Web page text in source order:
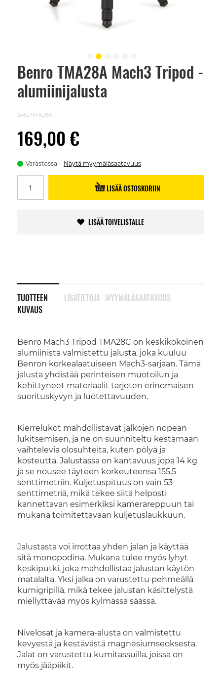
Benro TMA28A Mach3 Tripod -
alumiinijalusta
2452TMA28A
169,00 €
Varastossa Näytä myymäläsaatavuus
LISÄÄ OSTOSKORIIN
LISÄÄ TOIVELISTALLE
TUOTTEEN
KUVAUS
Benro Mach3 Tripod TMA28C on keskikokoinen
alumiinista valmistettu jalusta, joka kuuluu
Benron korkealaatuiseen Mach3-sarjaan. Tämä
jalusta yhdistää perinteisen muotoilun ja
kehittyneet materiaalit tarjoten erinomaisen
suorituskyvyn ja luotettavuuden.
Kierrelukot mahdollistavat jalkojen nopean
lukitsemisen, ja ne on suunniteltu kestämään
vaihtelevia olosuhteita, kuten pölyä ja
kosteutta. Jalustassa on kantavuus jopa 14 kg
ja se nousee täyteen korkeuteensa 155,5
senttimetriin. Kuljetuspituus on vain 53
senttimetriä, mikä tekee siitä helposti
kannettavan esimerkiksi kamerareppuun tai
mukana toimitettavaan kuljetuslaukkuun.
Jalustasta voi irrottaa yhden jalan ja käyttää
sitä monopodina. Mukana tulee myös lyhyt
keskiputki, joka mahdollistaa jalustan käytön
matalalta. Yksi jalka on varustettu pehmeällä
kumigripillä, mikä tekee jalustan käsittelystä
miellyttävää myös kylmässä säässä.
Nivelosat ja kamera-alusta on valmistettu
kevyestä ja kestävästä magnesiumseoksesta.
Jalat on varustettu kumitassuilla, joissa on
myös jääpiikit.
LISÄTIETOJA MYYMÄLÄSAATAVUUS
Skip
beginning
images